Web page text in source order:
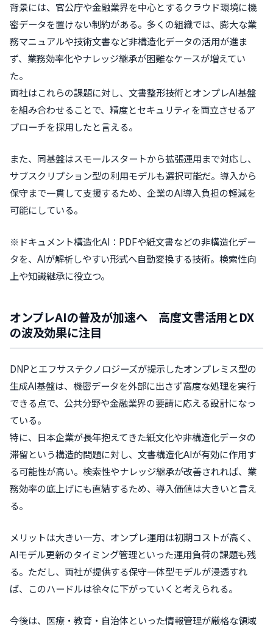
背景には、官公庁や金融業界を中心とするクラウド環境に機
密データを置けない制約がある。多くの組織では、膨大な業
務マニュアルや技術文書など非構造化データの活用が進ま
ず、業務効率化やナレッジ継承が困難なケースが増えてい
た。
両社はこれらの課題に対し、文書整形技術とオンプレAI基盤
を組み合わせることで、精度とセキュリティを両立させるア
プローチを採用したと言える。
また、同基盤はスモールスタートから拡張運用まで対応し、
サブスクリプション型の利用モデルも選択可能だ。導入から
保守まで一貫して支援するため、企業のAI導入負担の軽減を
可能にしている。
※ドキュメント構造化AI：PDFや紙文書などの非構造化デー
タを、AIが解析しやすい形式へ自動変換する技術。検索性向
上や知識継承に役立つ。
オンプレAIの普及が加速へ 高度文書活用とDX
の波及効果に注目
DNPとエフサステクノロジーズが提示したオンプレミス型の
生成AI基盤は、機密データを外部に出さず高度な処理を実行
できる点で、公共分野や金融業界の要請に応える設計になっ
ている。
特に、日本企業が長年抱えてきた紙文化や非構造化データの
滞留という構造的問題に対し、文書構造化AIが有効に作用す
る可能性が高い。検索性やナレッジ継承が改善されれば、業
務効率の底上げにも直結するため、導入価値は大きいと言え
る。
メリットは大きい一方、オンプレ運用は初期コストが高く、
AIモデル更新のタイミング管理といった運用負荷の課題も残
る。ただし、両社が提供する保守一体型モデルが浸透すれ
ば、このハードルは徐々に下がっていくと考えられる。
今後は、医療・教育・自治体といった情報管理が厳格な領域